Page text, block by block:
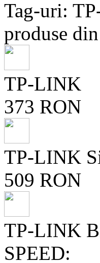
Tag-uri:
produse
TP-LINK
373 RON
TP-LINK
509 RON
TP-LINK
SPEED: